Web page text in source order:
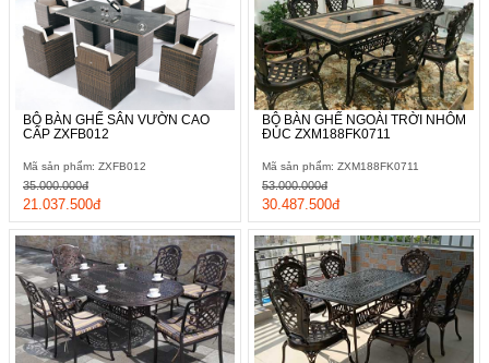
BỘ BÀN GHẾ SÂN VƯỜN CAO
CẤP ZXFB012
Mã sản phẩm: ZXFB012
21.037.500đ
35.000.000đ
BỘ BÀN GHẾ NGOÀI TRỜI NHÔM
ĐÚC ZXM188FK0711
Mã sản phẩm: ZXM188FK0711
30.487.500đ
53.000.000đ